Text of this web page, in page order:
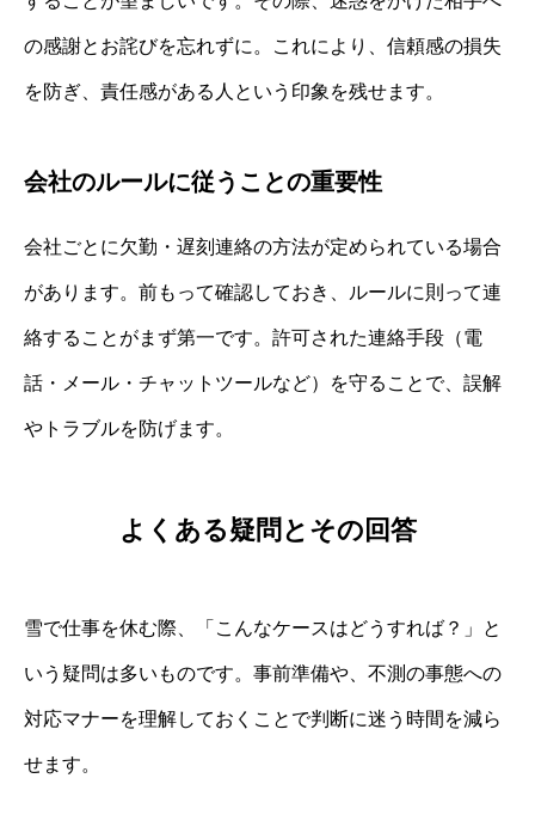
の感謝とお詫びを忘れずに。これにより、信頼感の損失
を防ぎ、責任感がある人という印象を残せます。
会社のルールに従うことの重要性
会社ごとに欠勤・遅刻連絡の方法が定められている場合
があります。前もって確認しておき、ルールに則って連
絡することがまず第一です。許可された連絡手段（電
話・メール・チャットツールなど）を守ることで、誤解
やトラブルを防げます。
よくある疑問とその回答
雪で仕事を休む際、「こんなケースはどうすれば？」と
いう疑問は多いものです。事前準備や、不測の事態への
対応マナーを理解しておくことで判断に迷う時間を減ら
せます。